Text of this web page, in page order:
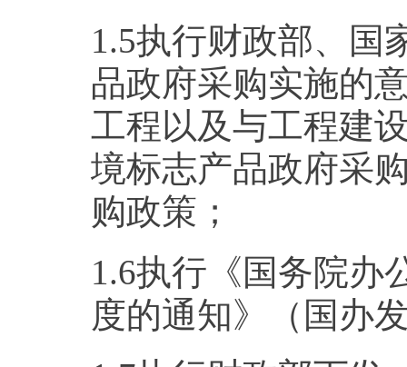
1.5执行财政部、国
品政府采购实施的
工程以及与工程建
境标志产品政府采
购政策；
1.6执行《国务院办
度的通知》（国办